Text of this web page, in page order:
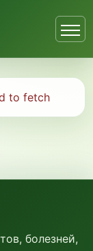
to fetch
болезней,